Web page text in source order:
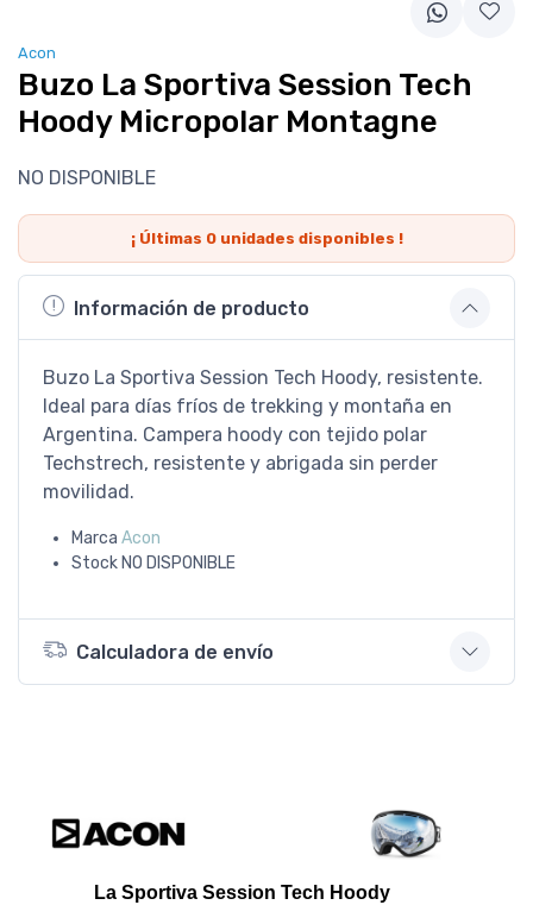
Acon
Buzo La Sportiva Session Tech
Hoody Micropolar Montagne
NO DISPONIBLE
¡ Últimas 0unidades disponibles !
Información de producto
Buzo La Sportiva Session Tech Hoody, resistente.
Ideal para días fríos de trekking y montaña en
Argentina. Campera hoody con tejido polar
Techstrech, resistente y abrigada sin perder
movilidad.
Marca Acon
Stock NO DISPONIBLE
Calculadora de envío
La Sportiva Session Tech Hoody